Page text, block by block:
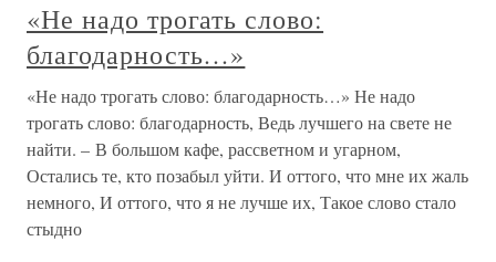
«Не надо трогать слово:
благодарность…»
«Не надо трогать слово: благодарность…» Не надо
трогать слово: благодарность, Ведь лучшего на свете не
найти. – В большом кафе, рассветном и угарном,
Остались те, кто позабыл уйти. И оттого, что мне их жаль
немного, И оттого, что я не лучше их, Такое слово стало
стыдно